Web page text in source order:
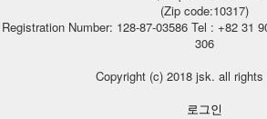
(Zip code:10317)
Registration Number: 128-87-03586 Tel : +82 31
306
Copyright (c) 2018 jsk. all rights
로그인